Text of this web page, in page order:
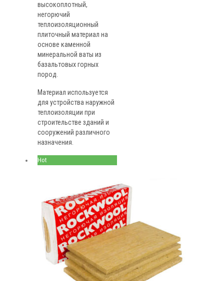
высокоплотный,
негорючий
теплоизоляционный
плиточный материал на
основе каменной
минеральной ваты из
базальтовых горных
пород.
Материал используется
для устройства наружной
теплоизоляции при
строительстве зданий и
сооружений различного
назначения.
Hot